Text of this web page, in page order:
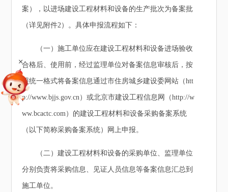
案），以进场建设工程材料和设备的生产批次为备案批
（详见附件2）。具体申报流程如下：
（一）施工单位应在建设工程材料和设备进场验收
合格后、使用前，经过监理单位对备案信息审核后，按
照统一格式将备案信息通过市住房城乡建设委网站（htt
p://www.bjjs.gov.cn）或北京市建设工程信息网（http://w
ww.bcactc.com）的建设工程材料和设备采购备案系统
（以下简称采购备案系统）网上申报。
（二）建设工程材料和设备的采购单位、监理单位
分别负责将采购信息、见证人员信息等备案信息汇总到
施工单位。
+